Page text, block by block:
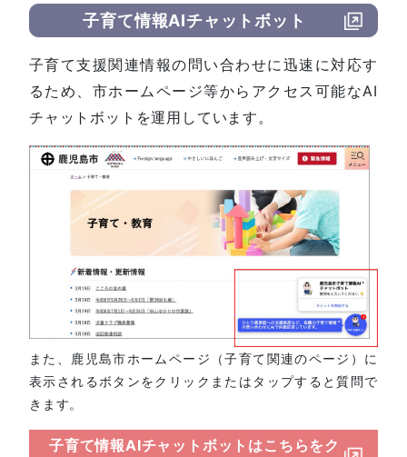
子育て情報AIチャットボット
子育て支援関連情報の問い合わせに迅速に対応す
るため、市ホームページ等からアクセス可能なAI
チャットボットを運用しています。
また、鹿児島市ホームページ（子育て関連のページ）に
表示されるボタンをクリックまたはタップすると質問で
きます。
子育て情報AIチャットボットはこちらをク